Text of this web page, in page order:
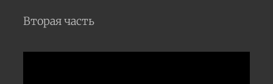
Вторая часть